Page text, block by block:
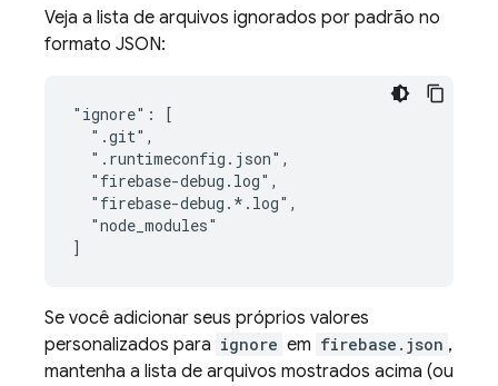
Veja a lista de arquivos ignorados por padrão no
formato JSON:
"ignore": [
  ".git",
  ".runtimeconfig.json",
  "firebase-debug.log",
  "firebase-debug.*.log",
  "node_modules"
Se você adicionar seus próprios valores
personalizados para ignore em firebase.json ,
mantenha a lista de arquivos mostrados acima (ou